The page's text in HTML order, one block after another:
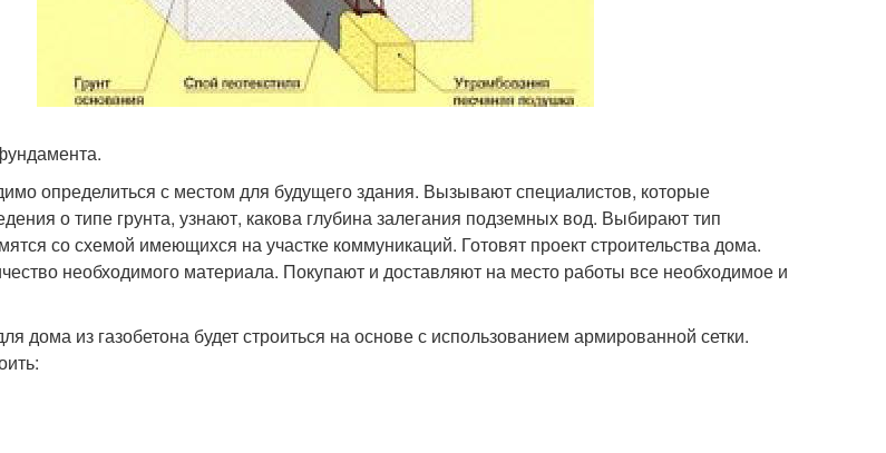
определиться с местом для будущего здания. Вызывают специалистов, которые
о типе грунта, узнают, какова глубина залегания подземных вод. Выбирают тип
со схемой имеющихся на участке коммуникаций. Готовят проект строительства дома.
необходимого материала. Покупают и доставляют на место работы все необходимое и
дома из газобетона будет строиться на основе с использованием армированной сетки.